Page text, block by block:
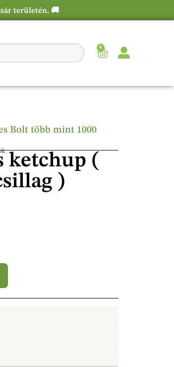
területén. 🚚
0
Bolt több mint 1000
ketchup (
)